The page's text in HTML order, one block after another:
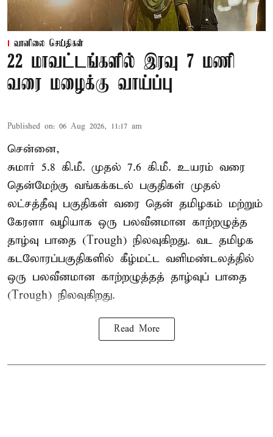
வானிலை செய்திகள்
22 மாவட்டங்களில் இரவு 7 மணி
வரை மழைக்கு வாய்ப்பு
Published on: 06 Aug 2026, 11:17 am
சென்னை,
சுமார் 5.8 கி.மீ. முதல் 7.6 கி.மீ. உயரம் வரை
தென்மேற்கு வங்கக்கடல் பகுதிகள் முதல்
லட்சத்தீவு பகுதிகள் வரை தென் தமிழகம் மற்றும்
கேரளா வழியாக ஒரு பலவீனமான காற்றழுத்த
தாழ்வு பாதை (Trough) நிலவுகிறது. வட தமிழக
கடலோரப்பகுதிகளில் கீழ்மட்ட வளிமண்டலத்தில்
ஒரு பலவீனமான காற்றழுத்தத் தாழ்வுப் பாதை
(Trough) நிலவுகிறது.
Read More